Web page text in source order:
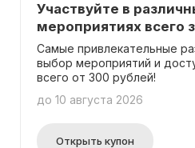
Участвуйте в
мероприятиях всего
Самые привлекательные
выбор мероприятий и
всего от 300 рублей!
до 10 августа 2026
Открыть купон